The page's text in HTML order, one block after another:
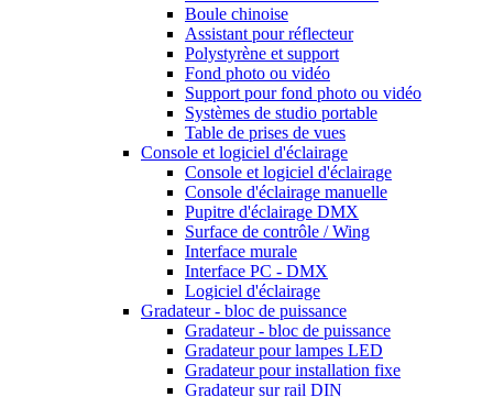
Boule chinoise
Assistant pour réflecteur
Polystyrène et support
Fond photo ou vidéo
Support pour fond photo ou vidéo
Systèmes de studio portable
Table de prises de vues
Console et logiciel d'éclairage
Console et logiciel d'éclairage
Console d'éclairage manuelle
Pupitre d'éclairage DMX
Surface de contrôle / Wing
Interface murale
Interface PC - DMX
Logiciel d'éclairage
Gradateur - bloc de puissance
Gradateur - bloc de puissance
Gradateur pour lampes LED
Gradateur pour installation fixe
Gradateur sur rail DIN